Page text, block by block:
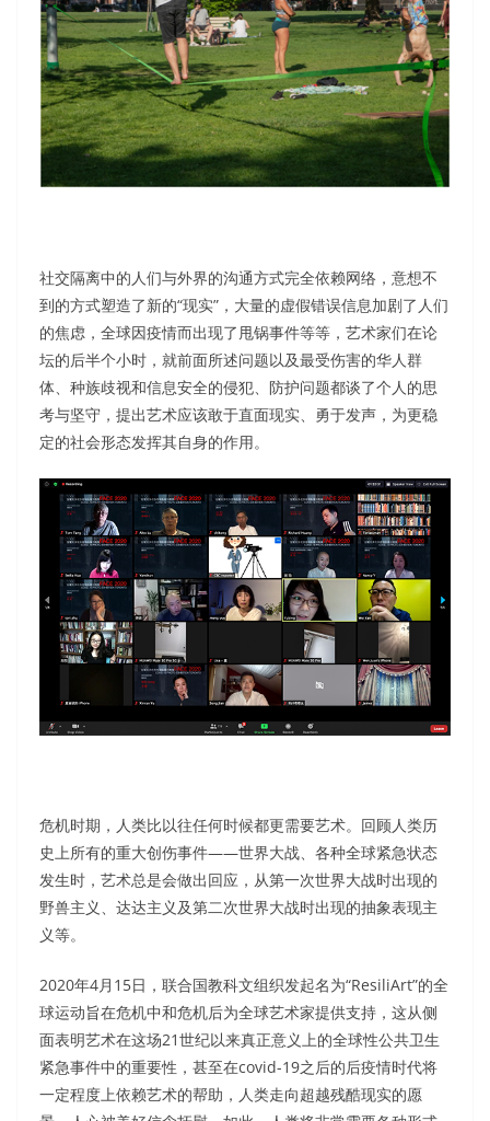
社交隔离中的人们与外界的沟通方式完全依赖网络，意想不
到的方式塑造了新的“现实”，大量的虚假错误信息加剧了人们
的焦虑，全球因疫情而出现了甩锅事件等等，艺术家们在论
坛的后半个小时，就前面所述问题以及最受伤害的华人群
体、种族歧视和信息安全的侵犯、防护问题都谈了个人的思
考与坚守，提出艺术应该敢于直面现实、勇于发声，为更稳
定的社会形态发挥其自身的作用。
危机时期，人类比以往任何时候都更需要艺术。回顾人类历
史上所有的重大创伤事件——世界大战、各种全球紧急状态
发生时，艺术总是会做出回应，从第一次世界大战时出现的
野兽主义、达达主义及第二次世界大战时出现的抽象表现主
义等。
2020年4月15日，联合国教科文组织发起名为“ResiliArt”的全
球运动旨在危机中和危机后为全球艺术家提供支持，这从侧
面表明艺术在这场21世纪以来真正意义上的全球性公共卫生
紧急事件中的重要性，甚至在covid-19之后的后疫情时代将
一定程度上依赖艺术的帮助，人类走向超越残酷现实的愿